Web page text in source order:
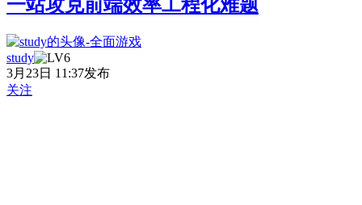
一站攻克前端效率工程化难题
study
3月23日 11:37发布
关注